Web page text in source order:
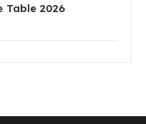
Table 2026